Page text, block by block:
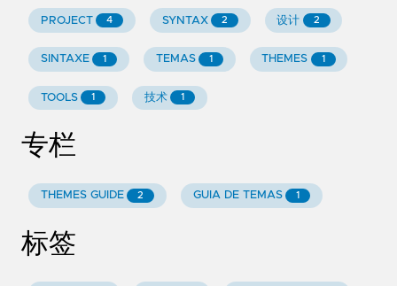
PROJECT 4 SYNTAX 2 设计 2
SINTAXE 1 TEMAS 1 THEMES 1
TOOLS 1 技术 1
专栏
THEMES GUIDE 2 GUIA DE TEMAS 1
标签